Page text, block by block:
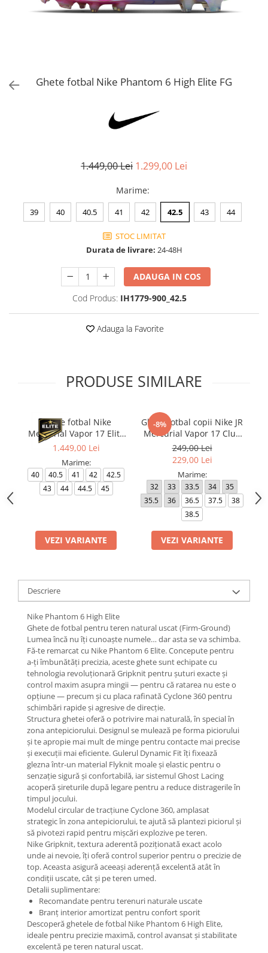
Bluze fotbal copii
Sorturi fotbal femei
Ghete fotbal Nike Phantom 6 High Elite FG
1.449,00 Lei 1.299,00 Lei
Marime:
39 40 40.5 41 42 42.5 43 44
STOC LIMITAT
Durata de livrare: 24-48H
ADAUGA IN COS
Cod Produs: IH1779-900_42.5
Adauga la Favorite
PRODUSE SIMILARE
Ghete fotbal Nike
Mercurial Vapor 17 Elite
FG T Se
1.449,00 Lei
Marime:
40 40.5 41 42
42.5
43
44 44.5 45
VEZI VARIANTE
-8%
Ghete fotbal copii Nike JR
Mercurial Vapor 17 Club
FG/MG
249,00 Lei
229,00 Lei
Marime:
32 33 33.5 34
35
35.5
36 36.5 37.5
38
38.5
VEZI VARIANTE
Descriere
Nike Phantom 6 High Elite
Ghete de fotbal pentru teren natural uscat (Firm-Ground)
Lumea încă nu îți cunoaște numele… dar asta se va schimba.
Fă-te remarcat cu Nike Phantom 6 Elite. Concepute pentru
a-ți îmbunătăți precizia, aceste ghete sunt echipate cu
tehnologia revoluționară Gripknit pentru șuturi exacte și
control maxim asupra mingii — pentru că ratarea nu este o
opțiune — precum și cu placa rafinată Cyclone 360 pentru
schimbări rapide și agresive de direcție.
Structura ghetei oferă o potrivire mai naturală, în special în
zona antepiciorului. Designul se mulează pe forma piciorului
și te apropie mai mult de minge pentru contacte mai precise
și execuții mai eficiente. Gulerul Dynamic Fit îți fixează
glezna într-un material Flyknit moale și elastic pentru o
senzație sigură și confortabilă, iar sistemul Ghost Lacing
acoperă șireturile după legare pentru a reduce distragerile în
timpul jocului.
Modelul circular de tracțiune Cyclone 360, amplasat
strategic în zona antepiciorului, te ajută să plantezi piciorul și
să pivotezi rapid pentru mișcări explozive pe teren.
Nike Gripknit, textura aderentă poziționată exact acolo
unde ai nevoie, îți oferă control superior pentru o precizie de
top. Aceasta asigură aceeași aderență excelentă atât în
condiții uscate, cât și pe teren umed.
Detalii suplimentare:
Recomandate pentru terenuri naturale uscate
Branț interior amortizat pentru confort sporit
Descoperă ghetele de fotbal Nike Phantom 6 High Elite,
ideale pentru precizie maximă, control avansat și stabilitate
excelentă pe teren natural uscat.